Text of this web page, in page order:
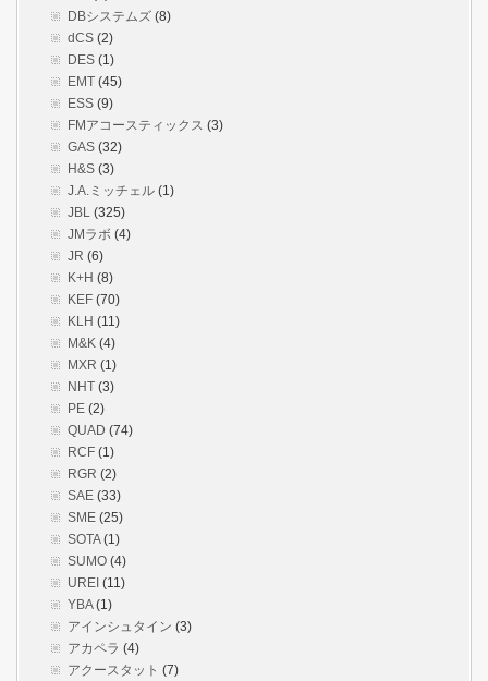
DBシステムズ (8)
dCS (2)
DES (1)
EMT (45)
ESS (9)
FMアコースティックス (3)
GAS (32)
H&S (3)
J.A.ミッチェル (1)
JBL (325)
JMラボ (4)
JR (6)
K+H (8)
KEF (70)
KLH (11)
M&K (4)
MXR (1)
NHT (3)
PE (2)
QUAD (74)
RCF (1)
RGR (2)
SAE (33)
SME (25)
SOTA(1)
SUMO (4)
UREI (11)
YBA(1)
アインシュタイン (3)
アカペラ (4)
アクースタット (7)